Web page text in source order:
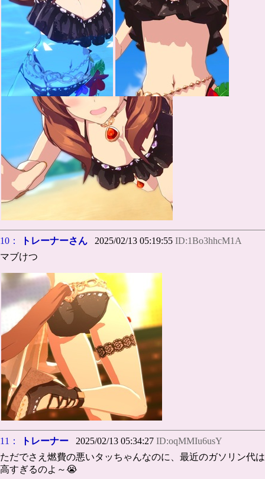
10： トレーナーさん 2025/02/13 05:19:55 ID:1Bo3hhcM1A
マブけつ
11： トレーナー 2025/02/13 05:34:27 ID:oqMMIu6usY
ただでさえ燃費の悪いタッちゃんなのに、最近のガソリン代は
高すぎるのよ～😭